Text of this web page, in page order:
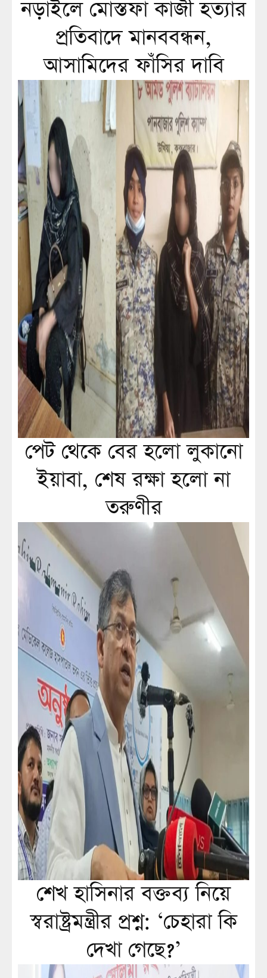
নড়াইলে মোস্তফা কাজী হত্যার
প্রতিবাদে মানববন্ধন,
আসামিদের ফাঁসির দাবি
পেট থেকে বের হলো লুকানো
ইয়াবা, শেষ রক্ষা হলো না
তরুণীর
শেখ হাসিনার বক্তব্য নিয়ে
স্বরাষ্ট্রমন্ত্রীর প্রশ্ন: ‘চেহারা কি
দেখা গেছে?’